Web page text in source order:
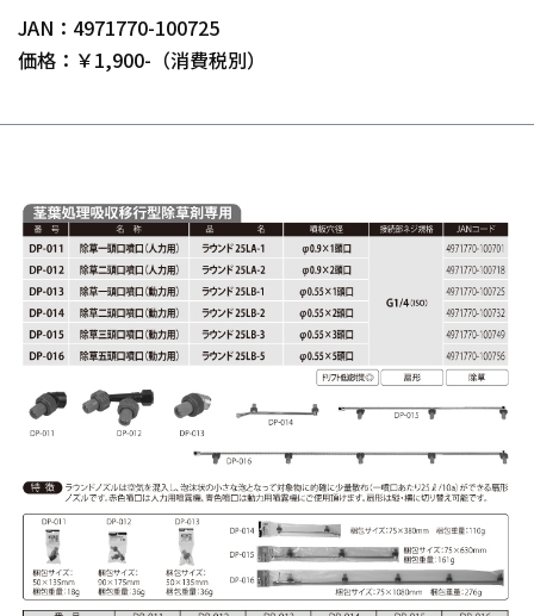
JAN：4971770-100725
価格：￥1,900-（消費税別）